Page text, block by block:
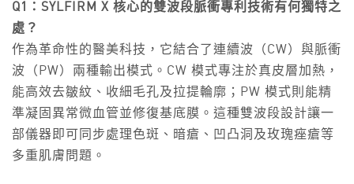
Q1：SYLFIRM X 核心的雙波段脈衝專利技術有何獨特之
處？
作為革命性的醫美科技，它結合了連續波（CW）與脈衝
波（PW）兩種輸出模式。CW 模式專注於真皮層加熱，
能高效去皺紋、收細毛孔及拉提輪廓；PW 模式則能精
準凝固異常微血管並修復基底膜。這種雙波段設計讓一
部儀器即可同步處理色斑、暗瘡、凹凸洞及玫瑰痤瘡等
多重肌膚問題。